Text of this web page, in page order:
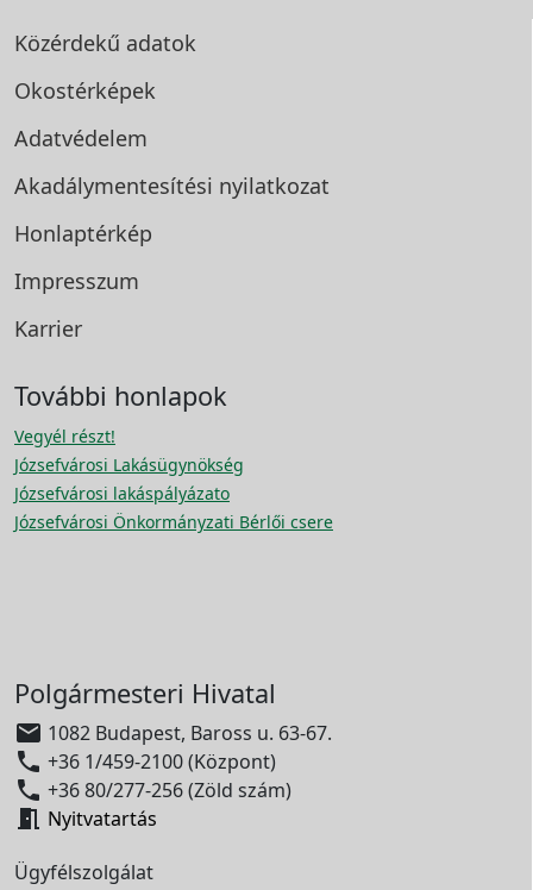
Közérdekű adatok
Okostérképek
Adatvédelem
Akadálymentesítési nyilatkozat
Honlaptérkép
Impresszum
Karrier
További honlapok
Vegyél részt!
Józsefvárosi Lakásügynökség
Józsefvárosi lakáspályázato
Józsefvárosi Önkormányzati Bérlői csere
Polgármesteri Hivatal
 1082 Budapest, Baross u. 63-67.
 +36 1/459-2100 (Központ)
 +36 80/277-256 (Zöld szám)
 Nyitvatartás
Ügyfélszolgálat